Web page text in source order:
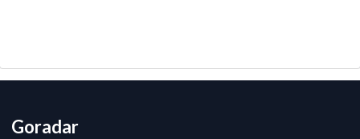
Goradar